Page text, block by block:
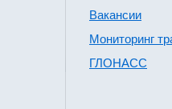
Вакансии
Мониторинг
ГЛОНАСС